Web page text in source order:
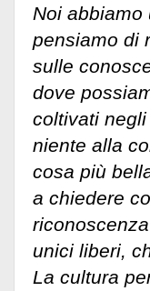
Noi
pensiamo di
sulle
dove
coltivati
niente alla
cosa più
a chiedere
unici liberi,
La cultura